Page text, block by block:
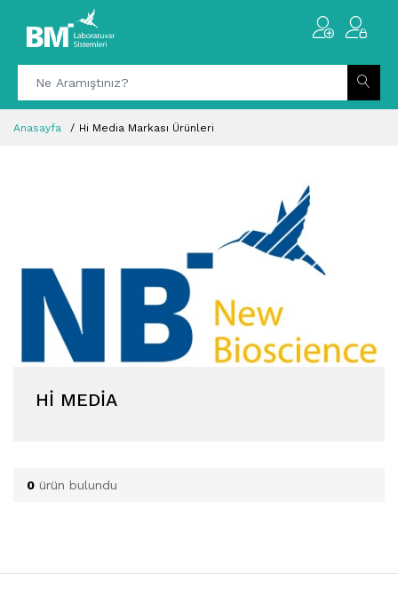
Anasayfa Hi Media Markası Ürünleri
HI MEDIA
0 ürün bulundu